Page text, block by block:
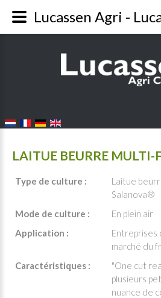
LAITUE BEURRE MULTI-
Type de culture :
Laitue
Salanova®
Mode de culture :
En plein air
Application :
Entreprises
marché du
Caractéristiques :
"One cut
plusieurs
nuance de
Lucassen Agri -